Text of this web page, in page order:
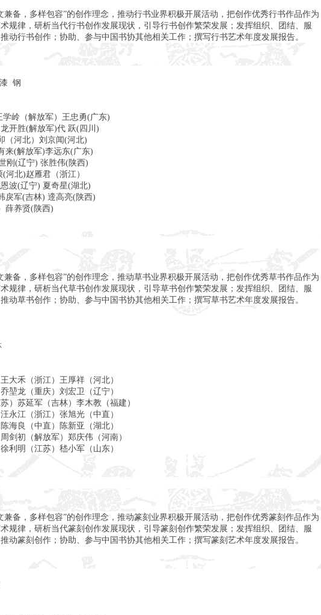
兼备，多样包容”的创作理念，推动行书业界积极开展活动，把创作优秀行书作品作为
规律，研析当代行书创作发展现状，引导行书创作繁荣发展；发挥组织、团结、服
动行书创作；协助、参与中国书协其他相关工作；撰写行书艺术年度发展报告。
钢
岭（解放军）王忠勇(广东)
开胜(解放军)代 跃(四川)
（河北）刘京闻(河北)
来(解放军)李远东(广东)
刚(辽宁) 张胜伟(陕西)
河北)赵雁君（浙江）
波(辽宁) 夏奇星(湖北)
戾军(吉林) 遆高亮(陕西)
薛养贤(陕西)
兼备，多样包容”的创作理念，推动草书业界积极开展活动，把创作优秀草书作品作为
规律，研析当代草书创作发展现状，引导草书创作繁荣发展；发挥组织、团结、服
动草书创作；协助、参与中国书协其他相关工作；撰写草书艺术年度发展报告。
大禾（浙江）王厚祥（河北）
堃龙（重庆）刘宏卫（辽宁）
）苏延军（吉林）李木教（福建）
永江（浙江）张旭光（中直）
海良（中直）陈新亚（湖北）
剑初（解放军）郑庆伟（河南）
利明（江苏）嵇小军（山东）
兼备，多样包容”的创作理念，推动篆刻业界积极开展活动，把创作优秀篆刻作品作为
规律，研析当代篆刻创作发展现状，引导篆刻创作繁荣发展；发挥组织、团结、服
动篆刻创作；协助、参与中国书协其他相关工作；撰写篆刻艺术年度发展报告。